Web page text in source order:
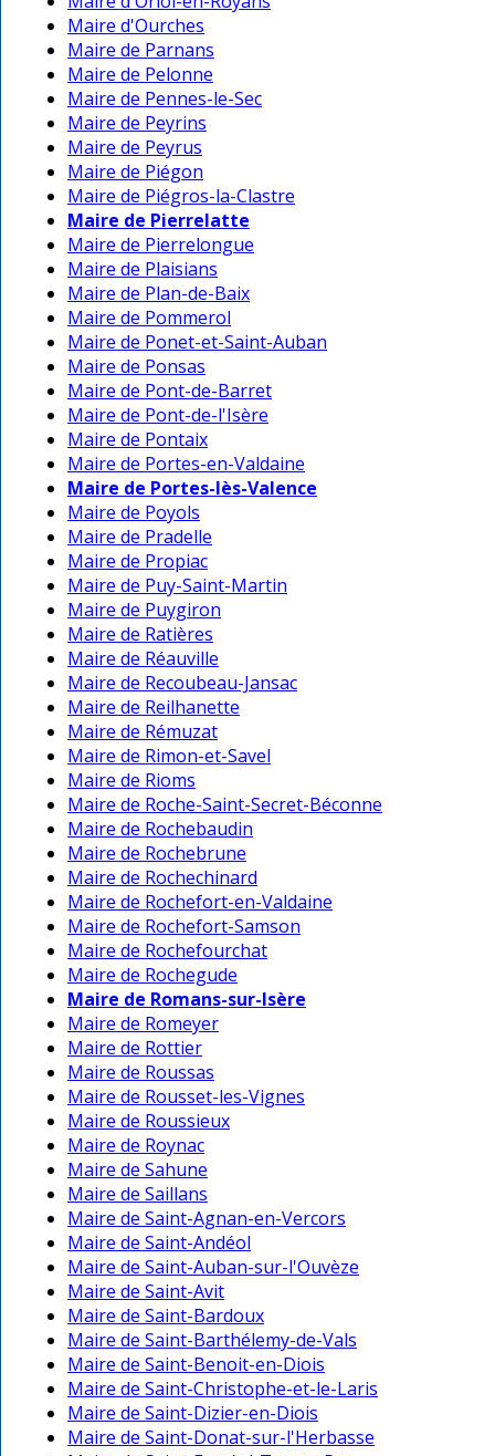
Maire d'Ourches
Maire de Parnans
Maire de Pelonne
Maire de Pennes-le-Sec
Maire de Peyrins
Maire de Peyrus
Maire de Piégon
Maire de Piégros-la-Clastre
Maire de Pierrelatte
Maire de Pierrelongue
Maire de Plaisians
Maire de Plan-de-Baix
Maire de Pommerol
Maire de Ponet-et-Saint-Auban
Maire de Ponsas
Maire de Pont-de-Barret
Maire de Pont-de-l'Isère
Maire de Pontaix
Maire de Portes-en-Valdaine
Maire de Portes-lès-Valence
Maire de Poyols
Maire de Pradelle
Maire de Propiac
Maire de Puy-Saint-Martin
Maire de Puygiron
Maire de Ratières
Maire de Réauville
Maire de Recoubeau-Jansac
Maire de Reilhanette
Maire de Rémuzat
Maire de Rimon-et-Savel
Maire de Rioms
Maire de Roche-Saint-Secret-Béconne
Maire de Rochebaudin
Maire de Rochebrune
Maire de Rochechinard
Maire de Rochefort-en-Valdaine
Maire de Rochefort-Samson
Maire de Rochefourchat
Maire de Rochegude
Maire de Romans-sur-Isère
Maire de Romeyer
Maire de Rottier
Maire de Roussas
Maire de Rousset-les-Vignes
Maire de Roussieux
Maire de Roynac
Maire de Sahune
Maire de Saillans
Maire de Saint-Agnan-en-Vercors
Maire de Saint-Andéol
Maire de Saint-Auban-sur-l'Ouvèze
Maire de Saint-Avit
Maire de Saint-Bardoux
Maire de Saint-Barthélemy-de-Vals
Maire de Saint-Benoit-en-Diois
Maire de Saint-Christophe-et-le-Laris
Maire de Saint-Dizier-en-Diois
Maire de Saint-Donat-sur-l'Herbasse